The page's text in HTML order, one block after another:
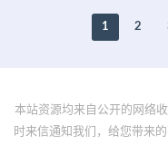
1 2
本站资源均来自公开的网络
时来信通知我们，给您带来